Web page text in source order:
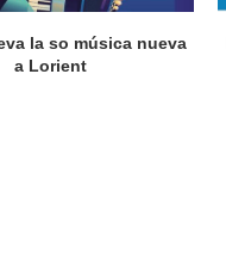
la so música nueva
a Lorient